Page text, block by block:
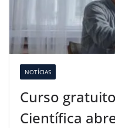
NOTÍCIAS
Curso
Científica